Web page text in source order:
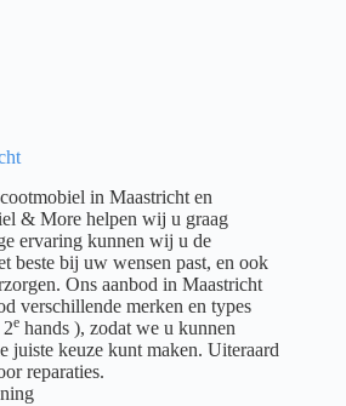
in Maastricht en
& More helpen wij u graag
ervaring kunnen wij u de
beste bij uw wensen past, en ook
Ons aanbod in Maastricht
verschillende merken en types
e hands ), zodat we u kunnen
juiste keuze kunt maken. Uiteraard
reparaties.